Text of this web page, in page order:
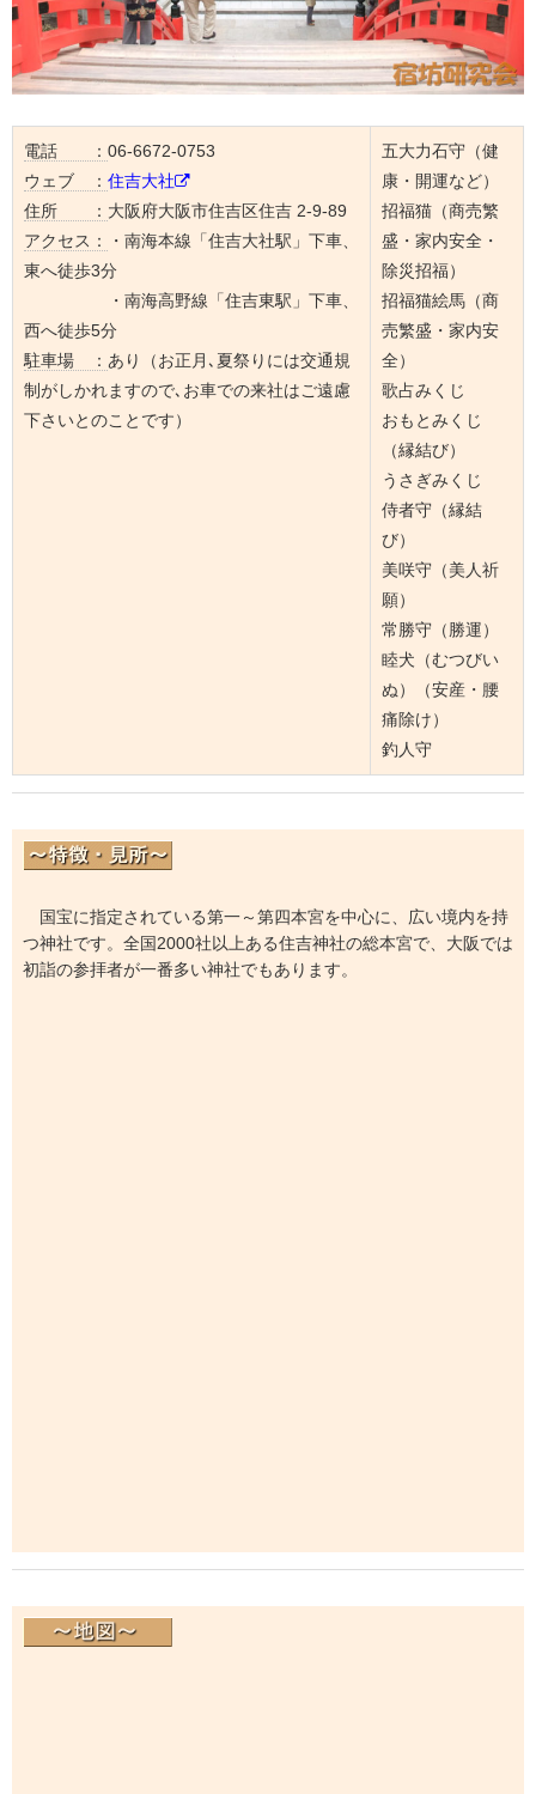
電話 ： 06-6672-0753
ウェブ ： 住吉大社
住所 ： 大阪府大阪市住吉区住吉 2-9-89
アクセス：
・南海本線「住吉大社駅」下車、
東へ徒歩3分
・南海高野線「住吉東駅」下車、
西へ徒歩5分
駐車場 ： あり（お正月､夏祭りには交通規
制がしかれますので､お車での来社はご遠慮
下さいとのことです）
五大力石守（健
康・開運など）
招福猫（商売繁
盛・家内安全・
除災招福）
招福猫絵馬（商
売繁盛・家内安
全）
歌占みくじ
おもとみくじ
（縁結び）
うさぎみくじ
侍者守（縁結
び）
美咲守（美人祈
願）
常勝守（勝運）
睦犬（むつびい
ぬ）（安産・腰
痛除け）
釣人守
国宝に指定されている第一～第四本宮を中心に、広い境内を持
つ神社です。全国2000社以上ある住吉神社の総本宮で、大阪では
初詣の参拝者が一番多い神社でもあります。